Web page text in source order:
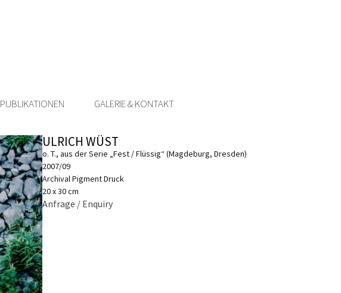
PUBLIKATIONEN GALERIE & KONTAKT
ULRICH WÜST
o. T., aus der Serie „Fest / Flüssig“ (Magdeburg, Dresden)
2007/09
Archival Pigment Druck
20 x 30 cm
Anfrage / Enquiry